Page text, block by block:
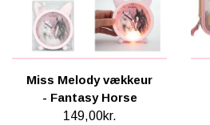
Miss Melody vækkeur
- Fantasy Horse
149,00kr.